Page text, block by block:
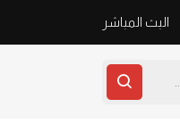
البث المباشر